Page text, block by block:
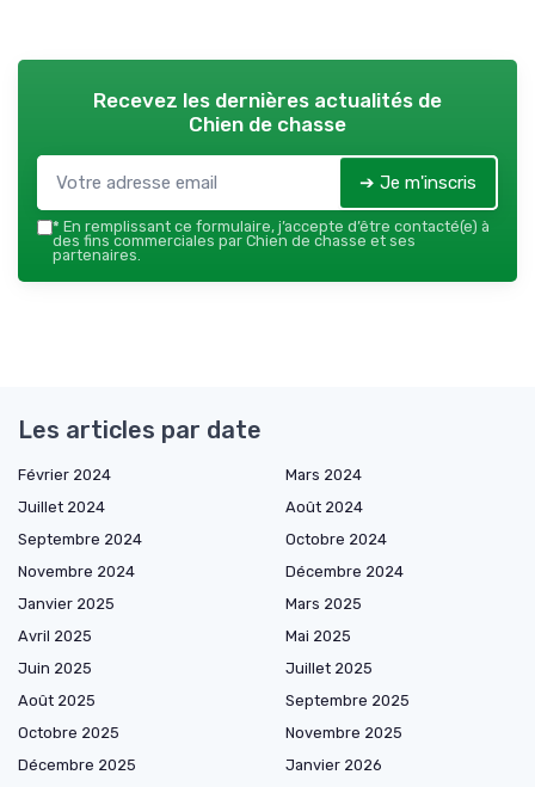
Recevez les dernières actualités de
Chien de chasse
➔ Je m'inscris
* En remplissant ce formulaire, j’accepte d’être contacté(e) à
des fins commerciales par Chien de chasse et ses
partenaires.
Les articles par date
Février 2024
Mars 2024
Juillet 2024
Août 2024
Septembre 2024
Octobre 2024
Novembre 2024
Décembre 2024
Janvier 2025
Mars 2025
Avril 2025
Mai 2025
Juin 2025
Juillet 2025
Août 2025
Septembre 2025
Octobre 2025
Novembre 2025
Décembre 2025
Janvier 2026